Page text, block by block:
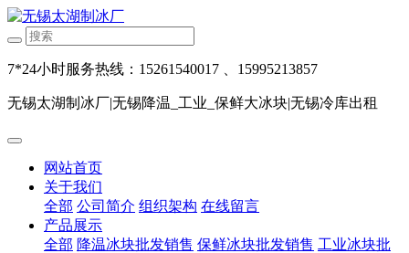
7*24小时服务热线：15261540017 、15995213857
无锡太湖制冰厂|无锡降温_工业_保鲜大冰块|无锡冷库出租
网站首页
关于我们
全部 公司简介 组织架构 在线留言
产品展示
全部 降温冰块批发销售 保鲜冰块批发销售 工业冰块批